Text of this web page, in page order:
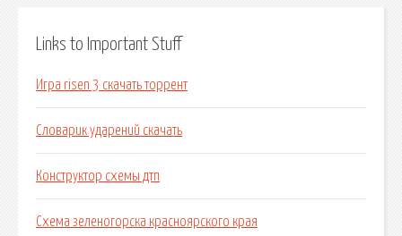
Links to Important Stuff
Игра risen 3 скачать торрент
Словарик ударений скачать
Конструктор схемы дтп
Схема зеленогорска красноярского края